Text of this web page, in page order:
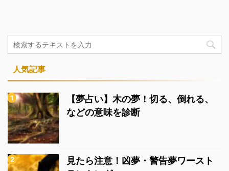
人気記事
【夢占い】木の夢！切る、倒れる、
などの意味を診断
見たら注意！凶夢・警告夢ワースト